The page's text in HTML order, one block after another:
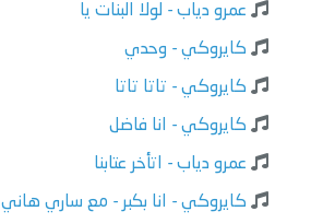
عمرو دياب - لولا البنات يا
كايروكي - وحدي
كايروكي - تاتا تاتا
كايروكي - انا فاضل
عمرو دياب - اتأخر عتابنا
كايروكي - انا بكبر - مع ساري هاني